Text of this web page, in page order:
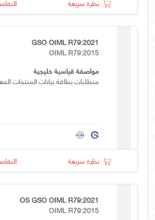
نظرة سريعة
GSO OIML R79:2021
OIML R79:2015
مواصفة قياسية خليجية
متطلبات بطاقة بيانات المنتجات
نظرة سريعة
OS GSO OIML R79:2021
OIML R79:2015